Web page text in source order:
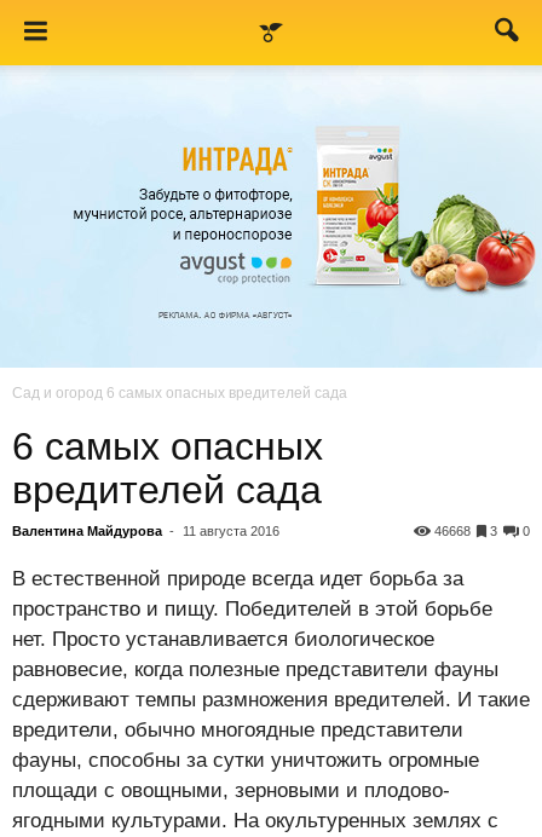
Сад и огород 6 самых опасных вредителей сада
6 самых опасных
вредителей сада
Валентина Майдурова - 11 августа 2016 0
3
46668
В естественной природе всегда идет борьба за
пространство и пищу. Победителей в этой борьбе
нет. Просто устанавливается биологическое
равновесие, когда полезные представители фауны
сдерживают темпы размножения вредителей. И такие
вредители, обычно многоядные представители
фауны, способны за сутки уничтожить огромные
площади с овощными, зерновыми и плодово-
ягодными культурами. На окультуренных землях с